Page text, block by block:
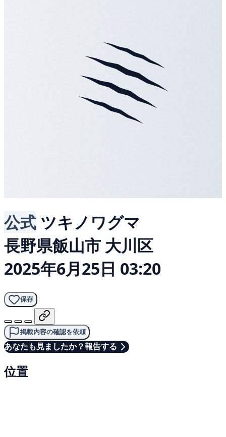
公式 ツキノワグマ
長野県飯山市 大川区
2025年6月25日 03:20
保存
掲載内容の確認を依頼
あなたも見ましたか？報告する
位置